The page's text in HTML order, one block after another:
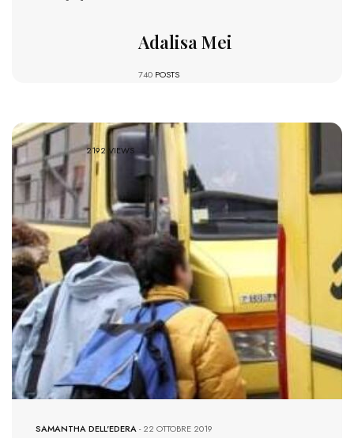
Adalisa Mei
740 POSTS
2192 VIEWS
SAMANTHA DELL'EDERA-22 OTTOBRE 2019